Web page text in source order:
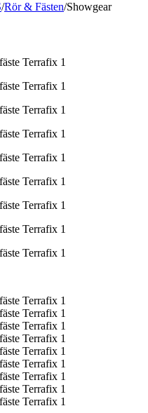
/Rör & Fästen/Showgear